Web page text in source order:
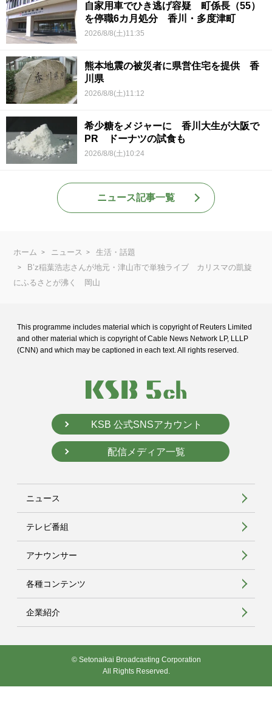
自家用車でひき逃げ容疑 町係長（55）
を停職6カ月処分 香川・多度津町
2026/8/8(土)11:35
熊本地震の被災者に県営住宅を提供 香
川県
2026/8/8(土)11:12
希少糖をメジャーに 香川大生が大阪で
PR ドーナツの試食も
2026/8/8(土)10:24
ニュース記事一覧
ホーム ニュース
生活・話題
B’z稲葉浩志さんが地元・津山市で単独ライブ カリスマの凱旋
にふるさとが沸く 岡山
This programme includes material which is copyright of Reuters Limited
and other material which is copyright of Cable News Network LP, LLLP
(CNN) and which may be captioned in each text. All rights reserved.
KSB 公式SNSアカウント
配信メディア一覧
ニュース
テレビ番組
アナウンサー
各種コンテンツ
企業紹介
© Setonaikai Broadcasting Corporation
All Rights Reserved.